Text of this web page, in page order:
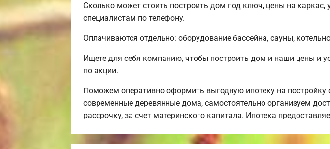
Сколько может стоить построить дом под ключ, цены на
специалистам по телефону.
Оплачиваются отдельно: оборудование бассейна, сауны,
Ищете для себя компанию, чтобы построить дом и наши цены и
по акции.
Поможем оперативно оформить выгодную ипотеку на
современные деревянные дома, самостоятельно организуем
рассрочку, за счет материнского капитала. Ипотека